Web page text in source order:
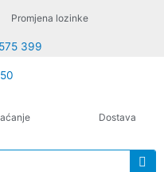
Promjena lozinke
399
Dostava